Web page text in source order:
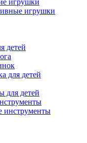
игрушки
игрушки
детей
для детей
для детей
инструменты